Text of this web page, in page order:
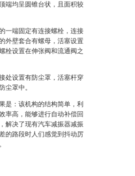
端均呈圆锥台状，且面积较
一端固定有连接螺栓，连接
外壁套合有螺母，活塞设置
栓设置在伸张阀和流通阀之
处设置有防尘罩，活塞杆穿
尘罩中。
是：该机构的结构简单，利
率高，能够进行自动补偿回
解决了现有汽车减振器减振
的路段时人们感觉到抖动厉